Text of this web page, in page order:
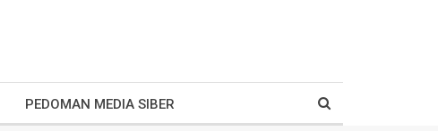
PEDOMAN MEDIA SIBER